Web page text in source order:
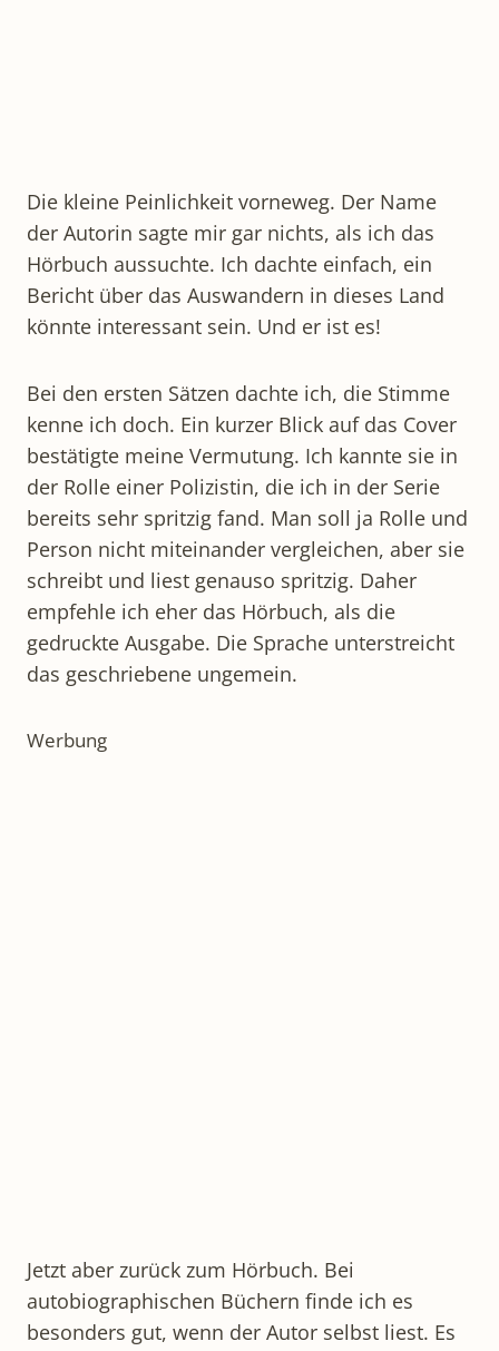
Die kleine Peinlichkeit vorneweg. Der Name
der Autorin sagte mir gar nichts, als ich das
Hörbuch aussuchte. Ich dachte einfach, ein
Bericht über das Auswandern in dieses Land
könnte interessant sein. Und er ist es!
Bei den ersten Sätzen dachte ich, die Stimme
kenne ich doch. Ein kurzer Blick auf das Cover
bestätigte meine Vermutung. Ich kannte sie in
der Rolle einer Polizistin, die ich in der Serie
bereits sehr spritzig fand. Man soll ja Rolle und
Person nicht miteinander vergleichen, aber sie
schreibt und liest genauso spritzig. Daher
empfehle ich eher das Hörbuch, als die
gedruckte Ausgabe. Die Sprache unterstreicht
das geschriebene ungemein.
Werbung
Jetzt aber zurück zum Hörbuch. Bei
autobiographischen Büchern finde ich es
besonders gut, wenn der Autor selbst liest. Es